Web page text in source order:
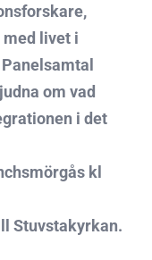
med livet i
om vad
i det
kl
Stuvstakyrkan.